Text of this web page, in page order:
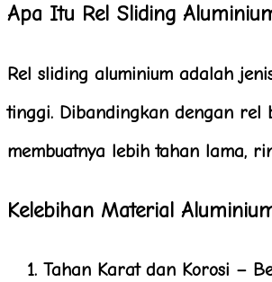
Apa Itu Rel Sliding
Rel sliding aluminium adalah
tinggi. Dibandingkan dengan rel
membuatnya lebih tahan lama,
Kelebihan Material
Tahan Karat dan Korosi –